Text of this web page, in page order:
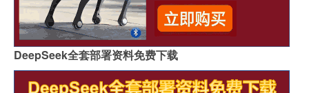
DeepSeek全套部署资料免费下载